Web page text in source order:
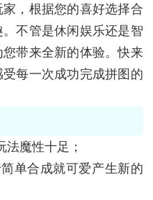
，根据您的喜好选择合
不管是休闲娱乐还是智
带来全新的体验。快来
每一次成功完成拼图的
魔性十足；
单合成就可爱产生新的